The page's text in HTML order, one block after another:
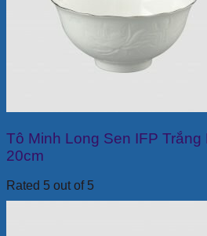
Tô Minh Long Sen IFP Trắng
20cm
Rated 5 out of 5